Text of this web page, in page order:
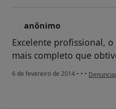
anônimo
Excelente profissional,
mais completo que
6 de fevereiro de 2014 • • • na